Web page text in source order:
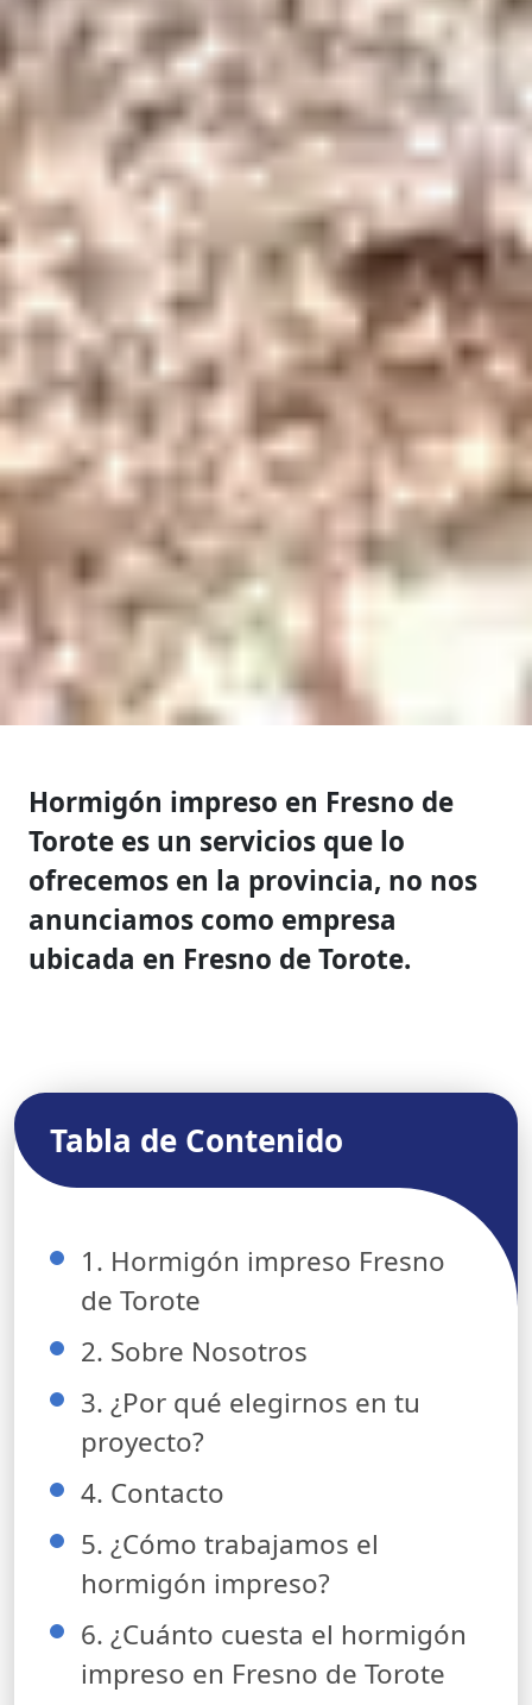
Hormigón impreso en Fresno de
Torote es un servicios que lo
ofrecemos en la provincia, no nos
anunciamos como empresa
ubicada en Fresno de Torote.
Tabla de Contenido
1. Hormigón impreso Fresno
de Torote
2. Sobre Nosotros
3. ¿Por qué elegirnos en tu
proyecto?
4. Contacto
5. ¿Cómo trabajamos el
hormigón impreso?
6. ¿Cuánto cuesta el hormigón
impreso en Fresno de Torote